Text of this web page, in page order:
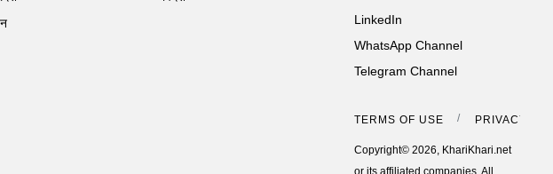
LinkedIn
WhatsApp Channel
Telegram Channel
TERMS OF USE PRIVACY
Copyright© 2026, KhariKhari.net